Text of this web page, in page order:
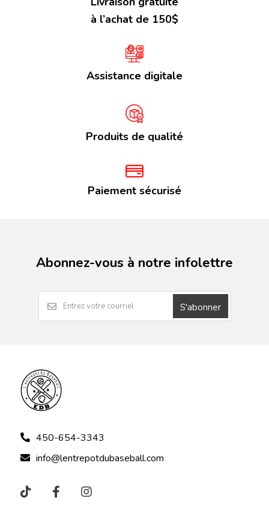
à l’achat de 150$
Assistance digitale
Produits de qualité
Paiement sécurisé
Abonnez-vous à notre infolettre
S'abonner
450-654-3343
info@lentrepotdubaseball.com